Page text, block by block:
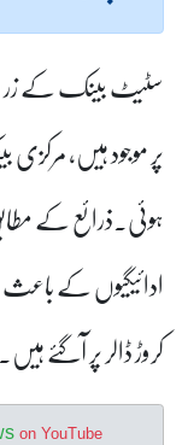
ہوئی۔ذرائع کے
کروڑ ڈالر پر آگئے ہیں۔
on YouTube